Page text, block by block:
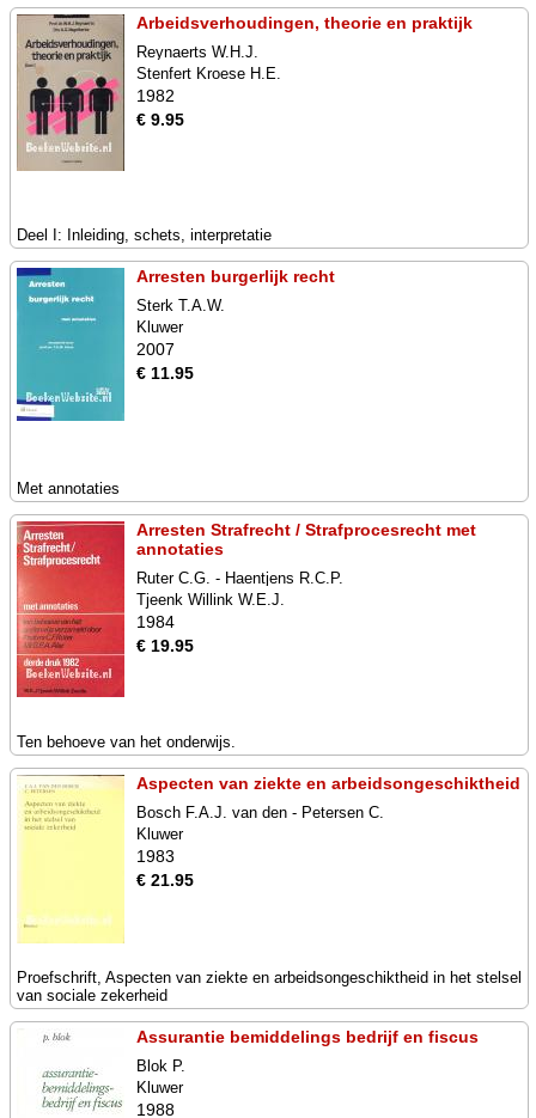
Arbeidsverhoudingen, theorie en praktijk
Reynaerts W.H.J.
Stenfert Kroese H.E.
1982
€ 9.95
Deel I: Inleiding, schets, interpretatie
Arresten burgerlijk recht
Sterk T.A.W.
Kluwer
2007
€ 11.95
Met annotaties
Arresten Strafrecht / Strafprocesrecht met
annotaties
Ruter C.G. - Haentjens R.C.P.
Tjeenk Willink W.E.J.
1984
€ 19.95
Ten behoeve van het onderwijs.
Aspecten van ziekte en arbeidsongeschiktheid
Bosch F.A.J. van den - Petersen C.
Kluwer
1983
€ 21.95
Proefschrift, Aspecten van ziekte en arbeidsongeschiktheid in het stelsel
van sociale zekerheid
Assurantie bemiddelings bedrijf en fiscus
Blok P.
Kluwer
1988